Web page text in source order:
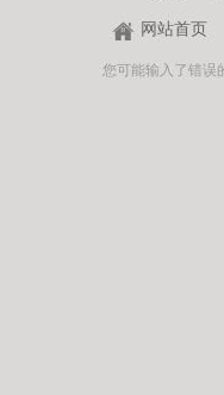
网站首页
您可能输入了错误